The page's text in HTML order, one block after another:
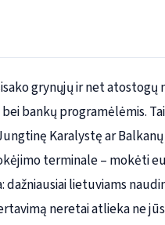
grynųjų ir net
bankų programėlėmis.
Karalystę ar
terminale – mokėti
dažniausiai lietuviams
neretai atlieka ne